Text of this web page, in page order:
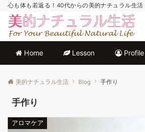
心も体も若返る！40代からの美的ナチュラル生活
Home Lesson Profile
美的ナチュラル生活 Blog 手作り
手作り
アロマケア